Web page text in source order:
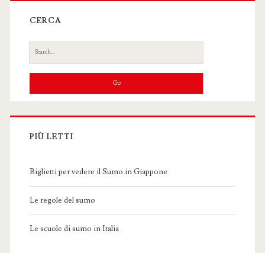
CERCA
Search
for:
PIÙ LETTI
Biglietti per vedere il Sumo in Giappone
Le regole del sumo
Le scuole di sumo in Italia